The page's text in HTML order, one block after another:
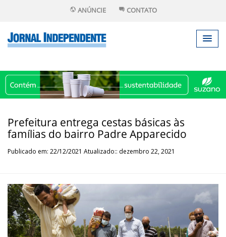
ANÚNCIE CONTATO
Prefeitura entrega cestas básicas às
famílias do bairro Padre Apparecido
Publicado em: 22/12/2021 Atualizado:: dezembro 22, 2021